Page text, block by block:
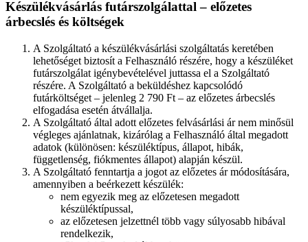
Készülékvásárlás futárszolgálattal – előzetes
árbecslés és költségek
A Szolgáltató a készülékvásárlási szolgáltatás keretében
lehetőséget biztosít a Felhasználó részére, hogy a készüléket
futárszolgálat igénybevételével juttassa el a Szolgáltató
részére. A Szolgáltató a beküldéshez kapcsolódó
futárköltséget – jelenleg 2 790 Ft – az előzetes árbecslés
elfogadása esetén átvállalja.
A Szolgáltató által adott előzetes felvásárlási ár nem minősül
végleges ajánlatnak, kizárólag a Felhasználó által megadott
adatok (különösen: készüléktípus, állapot, hibák,
függetlenség, fiókmentes állapot) alapján készül.
A Szolgáltató fenntartja a jogot az előzetes ár módosítására,
amennyiben a beérkezett készülék:
nem egyezik meg az előzetesen megadott
készüléktípussal,
az előzetesen jelzettnél több vagy súlyosabb hibával
rendelkezik,